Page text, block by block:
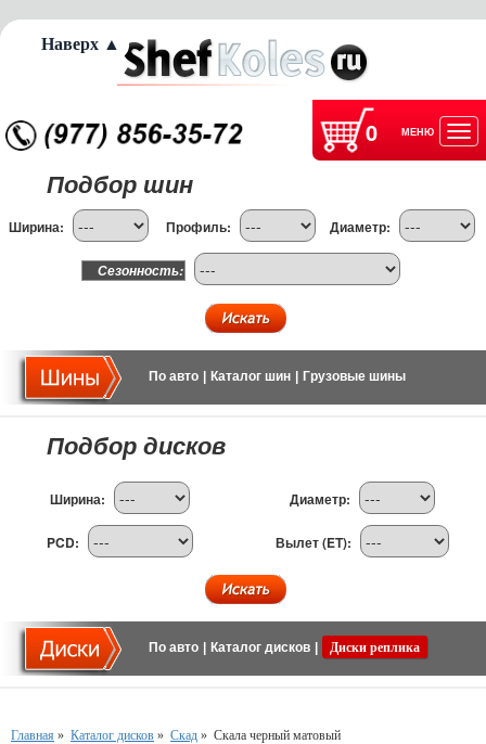
0 МЕНЮ
Подбор шин
Ширина: Профиль: Диаметр:
Сезонность:
По авто Каталог шин Грузовые шины
Подбор дисков
Ширина: Диаметр:
PCD: Вылет (ET):
По авто Каталог дисков Диски реплика
Главная » Каталог дисков » Скад » Скала черный матовый
Наверх ▲